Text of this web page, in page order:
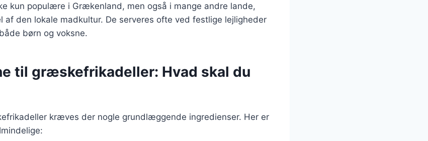
kun populære i Grækenland, men også i mange andre lande,
af den lokale madkultur. De serveres ofte ved festlige lejligheder
børn og voksne.
til græskefrikadeller: Hvad skal du
kræves der nogle grundlæggende ingredienser. Her er